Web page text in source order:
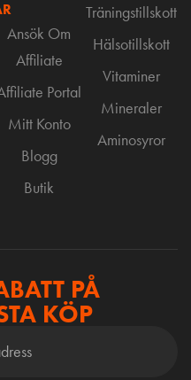
Ansök Om
Affiliate
Portal
Mitt Konto
Blogg
Butik
Träningstillskott
Hälsotillskott
Vitaminer
Mineraler
Aminosyror
PÅ
KÖP